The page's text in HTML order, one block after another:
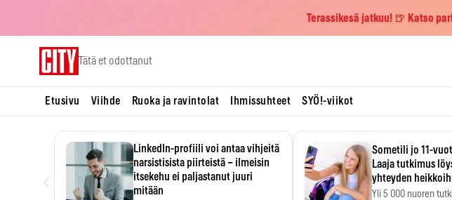
Terassikesä jatkuu! 🍺 Katso
Tätä et odottanut
Etusivu Viihde Ruoka ja ravintolat Ihmissuhteet SYÖ!-viikot
LinkedIn-profiili voi antaa vihjeitä
narsistisista piirteistä – ilmeisin
itsekehu ei paljastanut juuri
mitään
Sometili jo 11-
Laaja tutkimus
yhteyden
Yli 5 000 nuoren